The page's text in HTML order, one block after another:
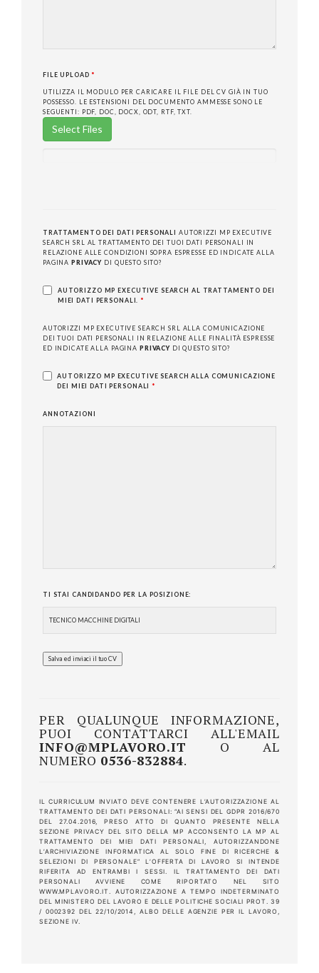
FILE UPLOAD *
Select Files
UTILIZZA IL MODULO PER CARICARE IL FILE DEL CV GIÀ IN TUO
POSSESSO. LE ESTENSIONI DEL DOCUMENTO AMMESSE SONO LE
SEGUENTI: PDF, DOC, DOCX, ODT, RTF, TXT.
TRATTAMENTO DEI DATI PERSONALI
AUTORIZZI MP EXECUTIVE
SEARCH SRL AL TRATTAMENTO DEI TUOI DATI PERSONALI IN
RELAZIONE ALLE CONDIZIONI SOPRA ESPRESSE ED INDICATE ALLA
PAGINA PRIVACY DI QUESTO SITO?
AUTORIZZO MP EXECUTIVE SEARCH AL TRATTAMENTO DEI
MIEI DATI PERSONALI. *
AUTORIZZI MP EXECUTIVE SEARCH SRL ALLA COMUNICAZIONE
DEI TUOI DATI PERSONALI IN RELAZIONE ALLE FINALITÀ ESPRESSE
ED INDICATE ALLA PAGINA PRIVACYDI QUESTO SITO?
AUTORIZZO MP EXECUTIVE SEARCH ALLA COMUNICAZIONE
DEI MIEI DATI PERSONALI *
ANNOTAZIONI
TI STAI CANDIDANDO PER LA POSIZIONE:
PER QUALUNQUE INFORMAZIONE,
PUOI CONTATTARCI ALL'EMAIL
INFO@MPLAVORO.IT O AL
NUMERO 0536-832884.
IL CURRICULUM INVIATO DEVE CONTENERE L’AUTORIZZAZIONE AL
TRATTAMENTO DEI DATI PERSONALI: “AI SENSI DEL GDPR 2016/670
DEL 27.04.2016, PRESO ATTO DI QUANTO PRESENTE NELLA
SEZIONE PRIVACY DEL SITO DELLA MP ACCONSENTO LA MP AL
TRATTAMENTO DEI MIEI DATI PERSONALI, AUTORIZZANDONE
L’ARCHIVIAZIONE INFORMATICA AL SOLO FINE DI RICERCHE &
SELEZIONI DI PERSONALE” L’OFFERTA DI LAVORO SI INTENDE
RIFERITA AD ENTRAMBI I SESSI. IL TRATTAMENTO DEI DATI
PERSONALI AVVIENE COME RIPORTATO NEL SITO
WWW.MPLAVORO.IT. AUTORIZZAZIONE A TEMPO INDETERMINATO
DEL MINISTERO DEL LAVORO E DELLE POLITICHE SOCIALI PROT. 39
/ 0002392 DEL 22/10/2014, ALBO DELLE AGENZIE PER IL LAVORO,
SEZIONE IV.